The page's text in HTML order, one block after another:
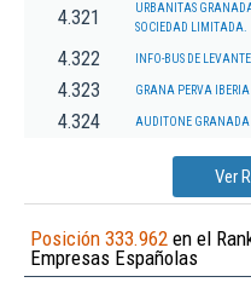
4.321
URBANITAS
SOCIEDAD LIMITADA.
4.322 INFO-BUS DE
4.323 GRANA PERVA IBERIA
4.324 AUDITONE GRANADA
Ver
Posición 333.962 en el
Empresas Españolas